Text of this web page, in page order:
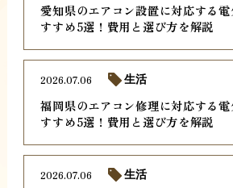
愛知県のエアコン設置に対応する
すすめ5選！費用と選び方を解説
福岡県のエアコン修理に対応する
すすめ5選！費用と選び方を解説
2026.07.06 生活
2026.07.06 生活